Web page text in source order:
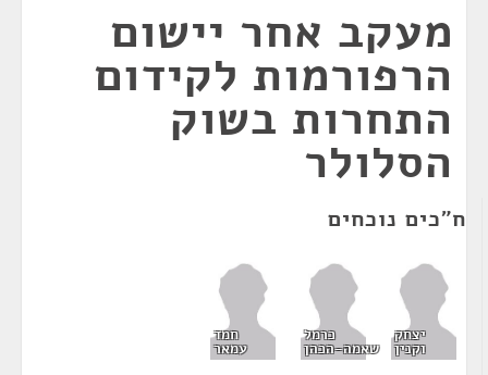
מעקב אחר יישום
הרפורמות לקידום
התחרות בשוק
הסלולר
ח"כים נוכחים
יצחק
וקנין
כרמל
שאמה-הכהן
חמד
עמאר